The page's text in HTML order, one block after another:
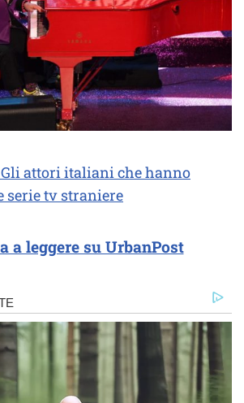
attori italiani che hanno
serie tv straniere
a leggere su UrbanPost